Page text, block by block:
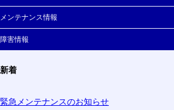
メンテナンス情報
障害情報
新着
緊急メンテナンスのお知らせ